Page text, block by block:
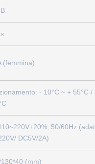
(femmina)
- 10°C ~ + 55°C
50/60Hz
DC5V/2A)
(mm)